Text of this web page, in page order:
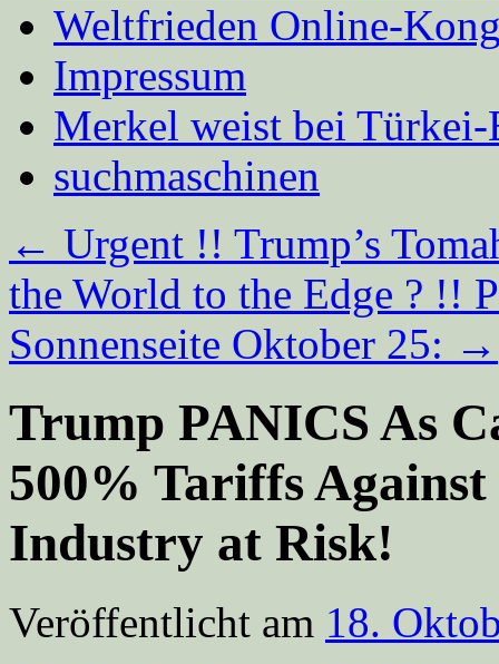
Weltfrieden Online-
Impressum
Merkel weist bei
suchmaschinen
← Urgent !! Trump’s
the World to the Edge ? !!
Sonnenseite Oktober 25: →
Trump PANICS As
500% Tariffs
Industry at Risk!
Veröffentlicht am 18.